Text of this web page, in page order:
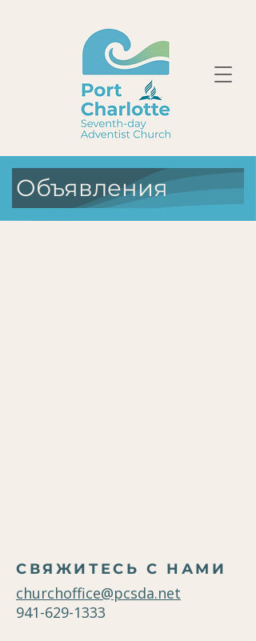
Объявления
СВЯЖИТЕСЬ С НАМИ
churchoffice@pcsda.net
941-629-1333